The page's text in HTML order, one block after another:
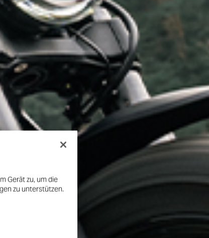
Gerät zu, um die
zu unterstützen.